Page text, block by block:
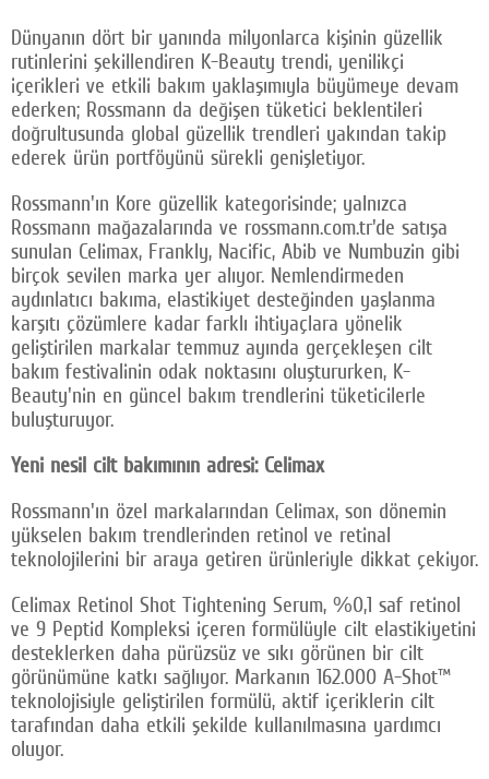
Dünyanın dört bir yanında milyonlarca kişinin güzellik
rutinlerini şekillendiren K-Beauty trendi, yenilikçi
içerikleri ve etkili bakım yaklaşımıyla büyümeye devam
ederken; Rossmann da değişen tüketici beklentileri
doğrultusunda global güzellik trendleri yakından takip
ederek ürün portföyünü sürekli genişletiyor.
Rossmann'ın Kore güzellik kategorisinde; yalnızca
Rossmann mağazalarında ve rossmann.com.tr'de satışa
sunulan Celimax, Frankly, Nacific, Abib ve Numbuzin gibi
birçok sevilen marka yer alıyor. Nemlendirmeden
aydınlatıcı bakıma, elastikiyet desteğinden yaşlanma
karşıtı çözümlere kadar farklı ihtiyaçlara yönelik
geliştirilen markalar temmuz ayında gerçekleşen cilt
bakım festivalinin odak noktasını oluştururken, K-
Beauty'nin en güncel bakım trendlerini tüketicilerle
buluşturuyor.
Yeni nesil cilt bakımının adresi: Celimax
Rossmann'ın özel markalarından Celimax, son dönemin
yükselen bakım trendlerinden retinol ve retinal
teknolojilerini bir araya getiren ürünleriyle dikkat çekiyor.
Celimax Retinol Shot Tightening Serum, %0,1 saf retinol
ve 9 Peptid Kompleksi içeren formülüyle cilt elastikiyetini
desteklerken daha pürüzsüz ve sıkı görünen bir cilt
görünümüne katkı sağlıyor. Markanın 162.000 A-Shot™
teknolojisiyle geliştirilen formülü, aktif içeriklerin cilt
tarafından daha etkili şekilde kullanılmasına yardımcı
oluyor.